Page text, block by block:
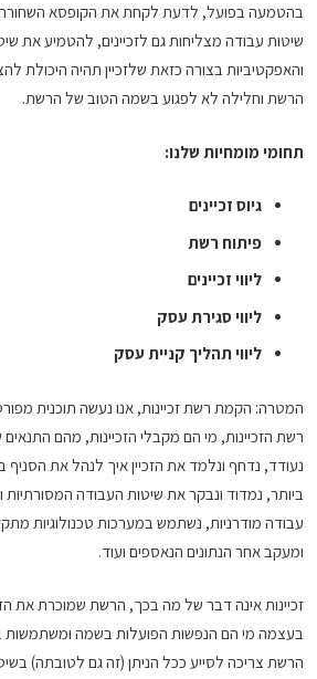
בהטמעה בפועל, לדעת לקחת את הקופסא
שיטות עבודה מצליחות גם לזכיינים, להטמיע את
והאפקטיביות בצורה כזאת שלזכיין תהיה היכולת
הרשת וחלילה לא לפגוע בשמה הטוב של הרשת.
תחומי מומחיות שלנו:
גיוס זכיינים
פיתוח רשת
ליווי זכיינים
ליווי סגירת עסק
ליווי תהליך קניית עסק
המטרה: הקמת רשת זכיינות, אנו נעשה תוכנית
רשת הזכיינות, מי הם מקבלי הזכיינות, מהם
נעודד, נדחף ונלמד את הזכיין איך לנהל את הסניף
ביותר, נמדוד ונבקר את שיטות העבודה המסורתיות
עבודה מודרניות, נשתמש במערכות טכנולוגיות
ומעקב אחר הנתונים הנאספים ועוד.
זכיינות אינה דבר של מה בכך, הרשת שמוכרת את
בעצמה מי הם הנפשות הפועלות בשמה ומשתמשות
הרשת צריכה לסייע ככל הניתן (זה גם לטובתה)